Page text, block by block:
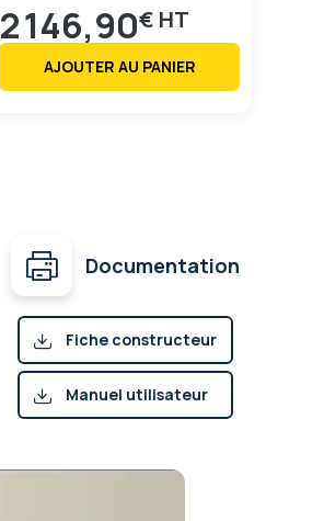
2 146,90€
AJOUTER AU PANIER
Documentation
Fiche constructeur
Manuel utilisateur